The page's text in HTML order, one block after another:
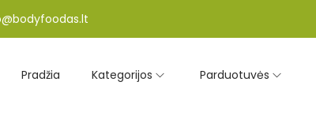
Pradžia Kategorijos Parduotuvės